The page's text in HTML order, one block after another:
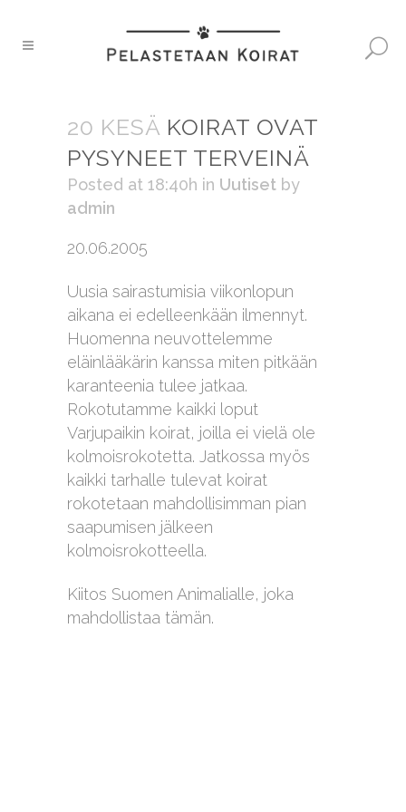
20 KESÄ KOIRAT OVAT
PYSYNEET TERVEINÄ
Posted at 18:40h in Uutiset by
admin
20.06.2005
Uusia sairastumisia viikonlopun
aikana ei edelleenkään ilmennyt.
Huomenna neuvottelemme
eläinlääkärin kanssa miten pitkään
karanteenia tulee jatkaa.
Rokotutamme kaikki loput
Varjupaikin koirat, joilla ei vielä ole
kolmoisrokotetta. Jatkossa myös
kaikki tarhalle tulevat koirat
rokotetaan mahdollisimman pian
saapumisen jälkeen
kolmoisrokotteella.
Kiitos Suomen Animalialle, joka
mahdollistaa tämän.